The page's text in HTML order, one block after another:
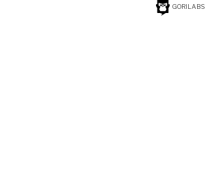
GORILABS